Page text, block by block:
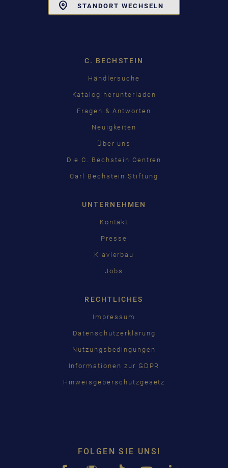
STANDORT WECHSELN
C. BECHSTEIN
Händlersuche
Katalog herunterladen
Fragen & Antworten
Neuigkeiten
Über uns
Die C. Bechstein Centren
Carl Bechstein Stiftung
UNTERNEHMEN
Kontakt
Presse
Klavierbau
Jobs
RECHTLICHES
Impressum
Datenschutzerklärung
Nutzungsbedingungen
Informationen zur GDPR
Hinweisgeberschutzgesetz
FOLGEN SIE UNS!